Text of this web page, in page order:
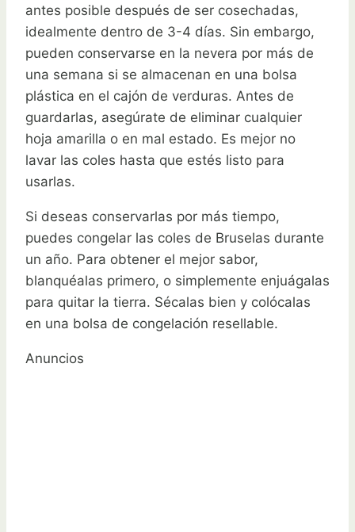
antes posible después de ser cosechadas,
idealmente dentro de 3-4 días. Sin embargo,
pueden conservarse en la nevera por más de
una semana si se almacenan en una bolsa
plástica en el cajón de verduras. Antes de
guardarlas, asegúrate de eliminar cualquier
hoja amarilla o en mal estado. Es mejor no
lavar las coles hasta que estés listo para
usarlas.
Si deseas conservarlas por más tiempo,
puedes congelar las coles de Bruselas durante
un año. Para obtener el mejor sabor,
blanquéalas primero, o simplemente enjuágalas
para quitar la tierra. Sécalas bien y colócalas
en una bolsa de congelación resellable.
Anuncios